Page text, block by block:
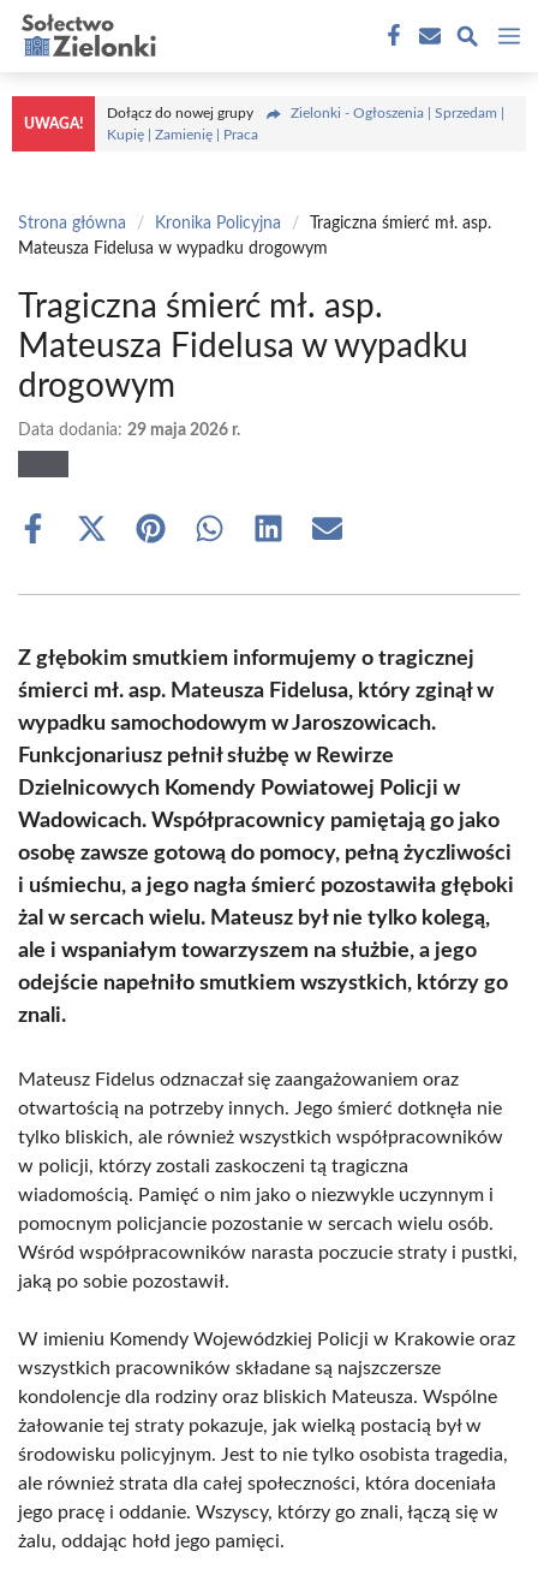
Przejdź
treści
UWAGA!
Dołącz do nowej grupy
Zielonki - Ogłoszenia | Sprzedam |
Kupię | Zamienię | Praca
Strona główna / Kronika Policyjna /
Tragiczna śmierć mł. asp.
Mateusza Fidelusa w wypadku drogowym
Tragiczna śmierć mł. asp.
Mateusza Fidelusa w wypadku
drogowym
Data dodania: 29 maja 2026 r.
Share
Share
(Twitter)
Share Share Share Share
Z głębokim smutkiem informujemy o tragicznej
śmierci mł. asp. Mateusza Fidelusa, który zginął w
wypadku samochodowym w Jaroszowicach.
Funkcjonariusz pełnił służbę w Rewirze
Dzielnicowych Komendy Powiatowej Policji w
Wadowicach. Współpracownicy pamiętają go jako
osobę zawsze gotową do pomocy, pełną życzliwości
i uśmiechu, a jego nagła śmierć pozostawiła głęboki
żal w sercach wielu. Mateusz był nie tylko kolegą,
ale i wspaniałym towarzyszem na służbie, a jego
odejście napełniło smutkiem wszystkich, którzy go
znali.
Mateusz Fidelus odznaczał się zaangażowaniem oraz
otwartością na potrzeby innych. Jego śmierć dotknęła nie
tylko bliskich, ale również wszystkich współpracowników
w policji, którzy zostali zaskoczeni tą tragiczna
wiadomością. Pamięć o nim jako o niezwykle uczynnym i
pomocnym policjancie pozostanie w sercach wielu osób.
Wśród współpracowników narasta poczucie straty i pustki,
jaką po sobie pozostawił.
W imieniu Komendy Wojewódzkiej Policji w Krakowie oraz
wszystkich pracowników składane są najszczersze
kondolencje dla rodziny oraz bliskich Mateusza. Wspólne
żałowanie tej straty pokazuje, jak wielką postacią był w
środowisku policyjnym. Jest to nie tylko osobista tragedia,
ale również strata dla całej społeczności, która doceniała
jego pracę i oddanie. Wszyscy, którzy go znali, łączą się w
żalu, oddając hołd jego pamięci.